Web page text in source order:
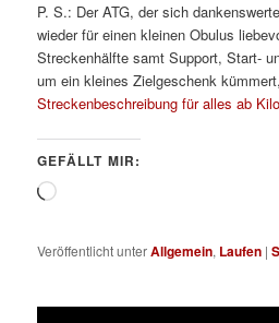
P. S.: Der ATG, der sich
wieder für einen kleinen Obulus
Streckenhälfte samt Support, Start-
um ein kleines Zielgeschenk
Streckenbeschreibung für alles ab
GEFÄLLT MIR:
Wird
Veröffentlicht unterAllgemein, Laufen |